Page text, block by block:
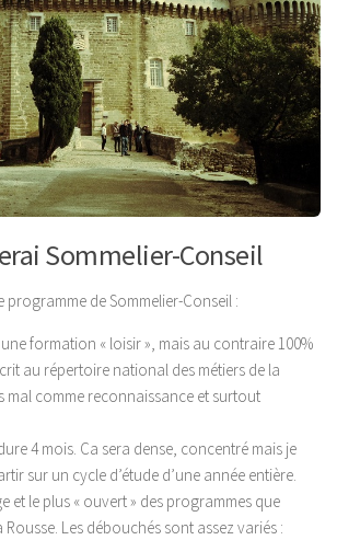
Sommelier-Conseil
programme de Sommelier-Conseil :
une formation « loisir », mais au contraire 100%
au répertoire national des métiers de la
mal comme reconnaissance et surtout
4 mois. Ca sera dense, concentré mais je
sur un cycle d’étude d’une année entière.
et le plus « ouvert » des programmes que
Les débouchés sont assez variés :